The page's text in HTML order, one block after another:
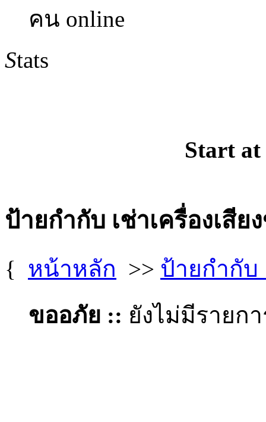
คน online
Stats
Start at
ป้ายกำกับ เช่าเครื่องเสี
{ หน้าหลัก >> ป้ายกำกับ
ขออภัย :: ยังไม่มีรายก